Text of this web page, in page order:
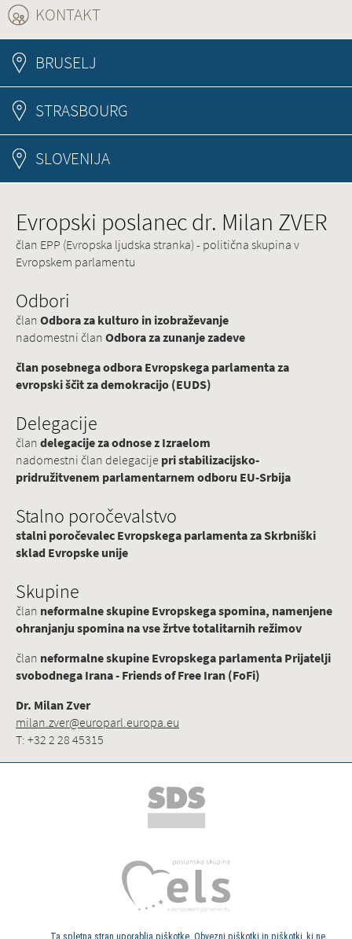
KONTAKT
BRUSELJ
STRASBOURG
SLOVENIJA
Evropski poslanec dr. Milan ZVER
član EPP (Evropska ljudska stranka) - politična skupina v
Evropskem parlamentu
Odbori
članOdbora za kulturo in izobraževanje
nadomestni članOdbora za zunanje zadeve
član posebnega odbora Evropskega parlamenta za
evropski ščit za demokracijo (EUDS)
Delegacije
člandelegacije za odnose z Izraelom
nadomestni član delegacije pri stabilizacijsko-
pridružitvenem parlamentarnem odboru EU-Srbija
Stalno poročevalstvo
stalni poročevalec Evropskega parlamenta za Skrbniški
sklad Evropske unije
Skupine
član neformalne skupine Evropskega spomina, namenjene
ohranjanju spomina na vse žrtve totalitarnih režimov
član neformalne skupine Evropskega parlamenta Prijatelji
svobodnega Irana - Friends of Free Iran (FoFi)
Dr. Milan Zver
milan.zver@europarl.europa.eu
T: +32 2 28 45315
Ta spletna stran uporablja piškotke. Obvezni piškotki in piškotki, ki ne